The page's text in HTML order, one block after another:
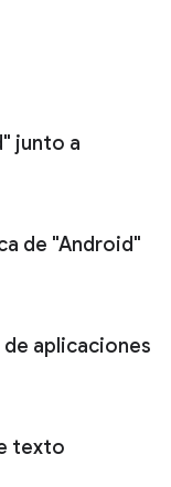
junto a
de "Android"
aplicaciones
texto